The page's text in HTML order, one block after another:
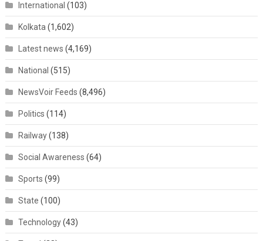
International (103)
Kolkata (1,602)
Latest news (4,169)
National (515)
NewsVoir Feeds (8,496)
Politics (114)
Railway(138)
Social Awareness (64)
Sports (99)
State (100)
Technology(43)